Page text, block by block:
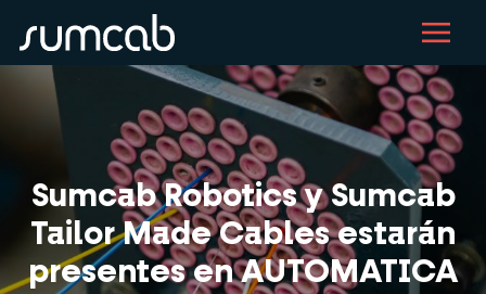
contenido
principal
Sumcab Robotics y Sumcab
Tailor Made Cables estarán
presentes en AUTOMATICA